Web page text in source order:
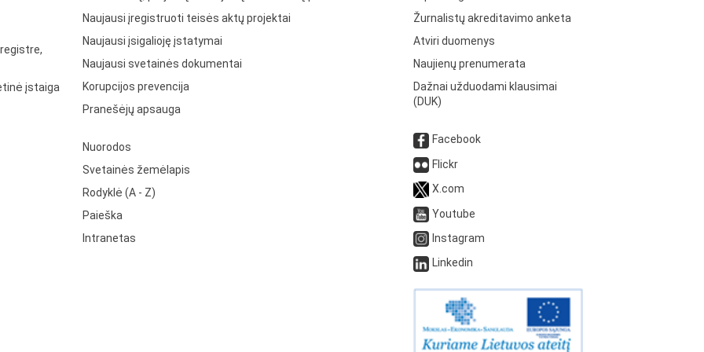
įstaiga
Naujausi įregistruoti teisės aktų projektai
Naujausi įsigalioję įstatymai
Naujausi svetainės dokumentai
Korupcijos prevencija
Pranešėjų apsauga
Nuorodos
Svetainės žemėlapis
Rodyklė (A - Z)
Paieška
Intranetas
Žurnalistų akreditavimo anketa
Atviri duomenys
Naujienų prenumerata
Dažnai užduodami klausimai
(DUK)
Facebook
Flickr
X.com
Youtube
Instagram
Linkedin